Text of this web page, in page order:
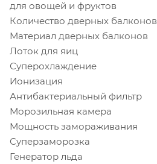
для овощей и фруктов
Количество дверных балконов
Материал дверных балконов
Лоток для яиц
Суперохлаждение
Ионизация
Антибактериальный фильтр
Морозильная камера
Мощность замораживания
Суперзаморозка
Генератор льда